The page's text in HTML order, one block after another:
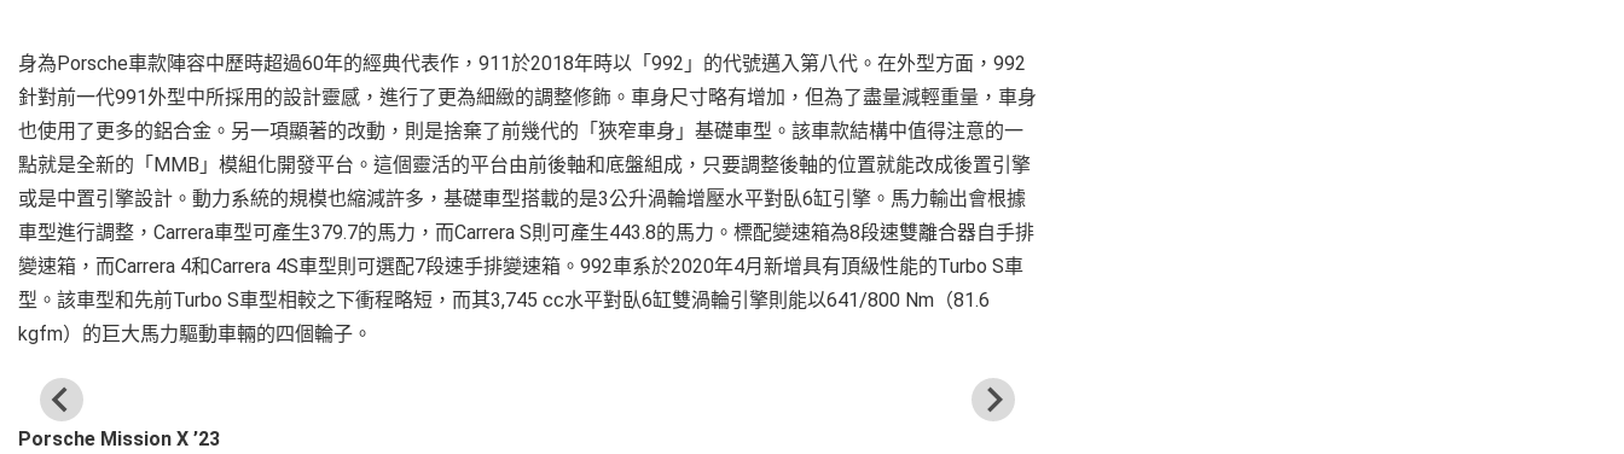
身為Porsche車款陣容中歷時超過60年的經典代表作，911於2018年時以「992」的代號邁入第八代。在外型方面，992
針對前一代991外型中所採用的設計靈感，進行了更為細緻的調整修飾。車身尺寸略有增加，但為了盡量減輕重量，車身
也使用了更多的鋁合金。另一項顯著的改動，則是捨棄了前幾代的「狹窄車身」基礎車型。該車款結構中值得注意的一
點就是全新的「MMB」模組化開發平台。這個靈活的平台由前後軸和底盤組成，只要調整後軸的位置就能改成後置引擎
或是中置引擎設計。動力系統的規模也縮減許多，基礎車型搭載的是3公升渦輪增壓水平對臥6缸引擎。馬力輸出會根據
車型進行調整，Carrera車型可產生379.7的馬力，而Carrera S則可產生443.8的馬力。標配變速箱為8段速雙離合器自手排
變速箱，而Carrera 4和Carrera 4S車型則可選配7段速手排變速箱。992車系於2020年4月新增具有頂級性能的Turbo S車
型。該車型和先前Turbo S車型相較之下衝程略短，而其3,745 cc水平對臥6缸雙渦輪引擎則能以641/800 Nm（81.6
kgfm）的巨大馬力驅動車輛的四個輪子。
Porsche Mission X ’23